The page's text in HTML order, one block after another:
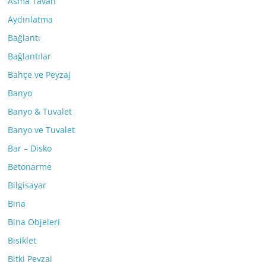
Aydınlatma
Bağlantı
Bağlantılar
Bahçe ve Peyzaj
Banyo
Banyo & Tuvalet
Banyo ve Tuvalet
Bar – Disko
Betonarme
Bilgisayar
Bina
Bina Objeleri
Bisiklet
Bitki Peyzaj